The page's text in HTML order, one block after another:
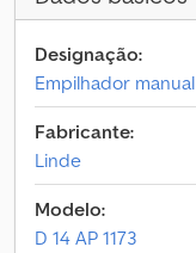
Designação:
Empilhador manual
Fabricante:
Linde
Modelo:
D 14 AP 1173